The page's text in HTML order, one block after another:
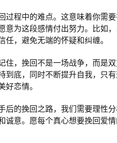
过程中的难点。这意味着你需
意为这段感情付出努力。比如
任，避免无端的怀疑和纠缠。
住，挽回不是一场战争，而是
到底，同时不断提升自我，只
好恋情。
后的挽回之路，我们需要理性
诚意。愿每个真心想要挽回爱情